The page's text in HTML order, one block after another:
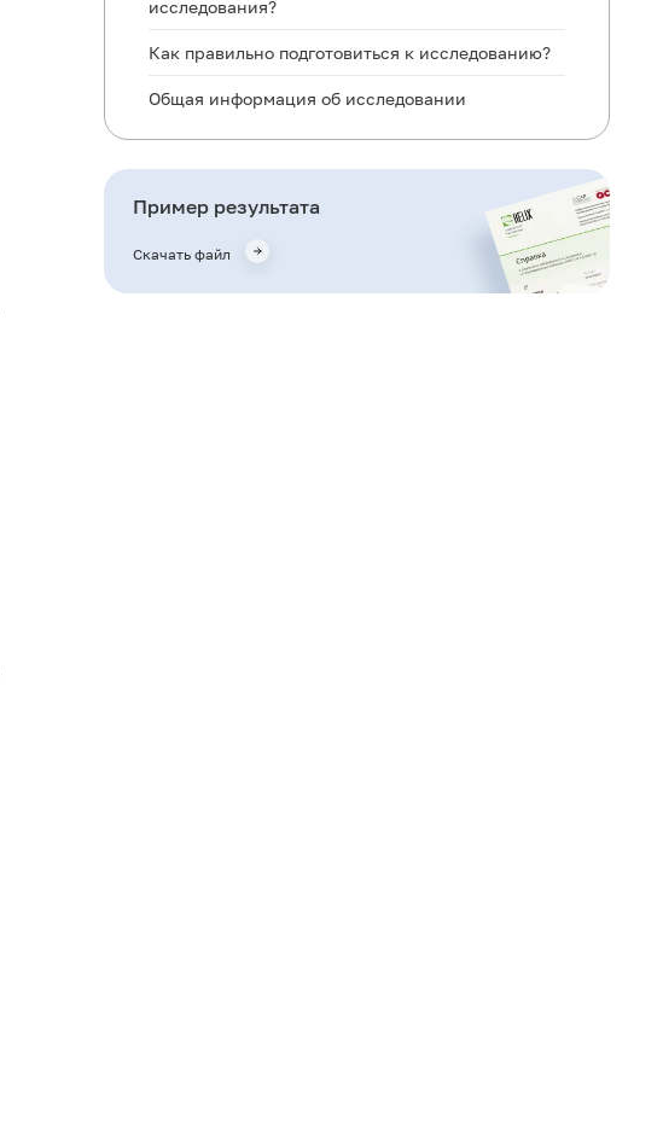
исследования?
Как правильно подготовиться к исследованию?
Общая информация об исследовании
Для чего используется исследование?
Пример результата
Скачать файл